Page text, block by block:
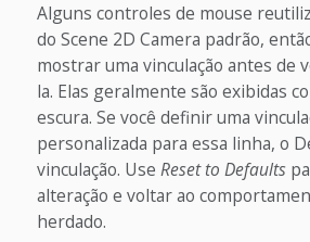
Alguns controles de mouse
do Scene 2D Camera padrão,
mostrar uma vinculação antes de
la. Elas geralmente são exibidas
escura. Se você definir uma
personalizada para essa linha, o
vinculação. Use Reset to Defaults
alteração e voltar ao
herdado.